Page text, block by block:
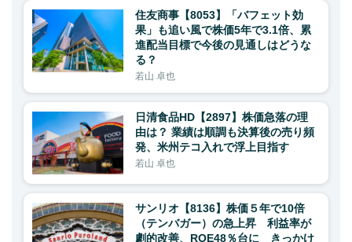
住友商事【8053】「バフェット効
果」も追い風で株価5年で3.1倍、累
進配当目標で今後の見通しはどうな
る？
若山 卓也
日清食品HD【2897】株価急落の理
由は？ 業績は順調も決算後の売り頻
発、米州テコ入れで浮上目指す
若山 卓也
サンリオ【8136】株価５年で10倍
（テンバガー）の急上昇 利益率が
劇的改善、ROE48％台に きっかけ